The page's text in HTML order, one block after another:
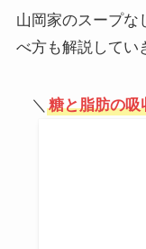
山岡家のスープな
べ方も解説してい
＼ 糖と脂肪の吸